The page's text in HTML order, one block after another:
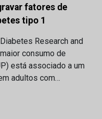
fatores de
tipo 1
Research and
consumo de
está associado a um
adultos com…